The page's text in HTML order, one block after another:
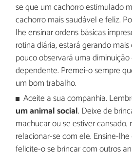
se que um cachorro estimulado
cachorro mais saudável e feliz.
lhe ensinar ordens básicas
rotina diária, estará gerando
pouco observará uma
dependente. Premei-o sempre
um bom trabalho.
Aceite a sua companhia.
um animal social. Deixe de
machucar ou se estiver cansado,
relacionar-se com ele. Ensine-
felicite-o se brincar com outros